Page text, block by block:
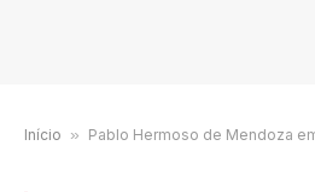
Início » Pablo Hermoso de Mendoza em ombros no